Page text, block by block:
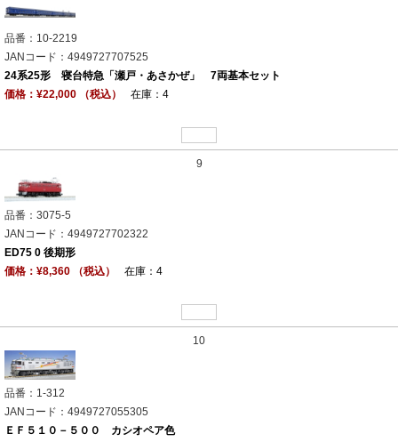
品番：10-2219
JANコード：4949727707525
24系25形 寝台特急「瀬戸・あさかぜ」 7両基本セット
価格：¥22,000 （税込）
在庫：4
9
品番：3075-5
JANコード：4949727702322
ED75 0 後期形
価格：¥8,360 （税込）
在庫：4
10
品番：1-312
JANコード：4949727055305
ＥＦ５１０－５００ カシオペア色